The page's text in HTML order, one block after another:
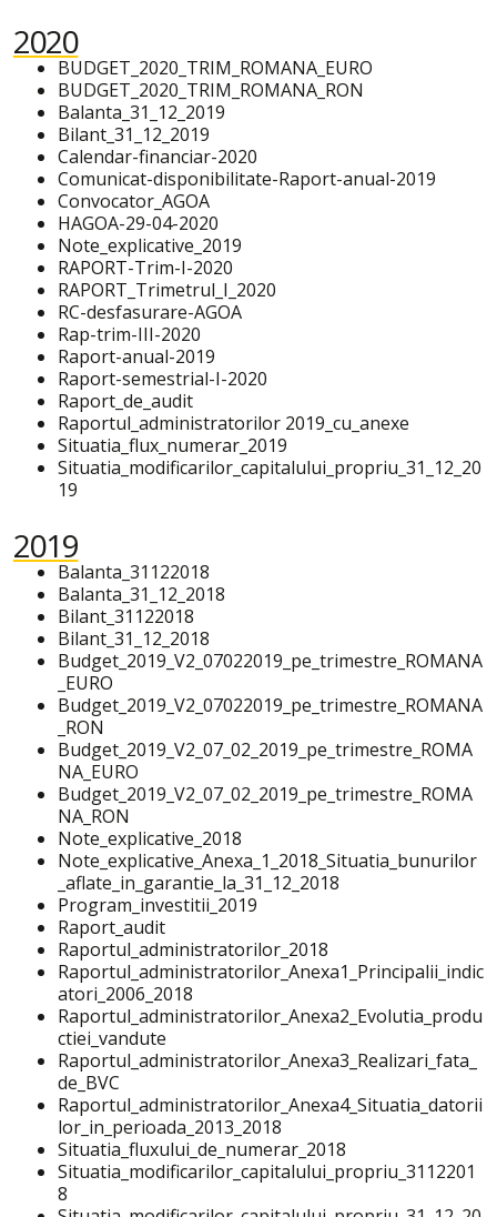
2020
BUDGET_2020_TRIM_ROMANA_EURO
BUDGET_2020_TRIM_ROMANA_RON
Balanta_31_12_2019
Bilant_31_12_2019
Calendar-financiar-2020
Comunicat-disponibilitate-Raport-anual-2019
Convocator_AGOA
HAGOA-29-04-2020
Note_explicative_2019
RAPORT-Trim-I-2020
RAPORT_Trimetrul_I_2020
RC-desfasurare-AGOA
Rap-trim-III-2020
Raport-anual-2019
Raport-semestrial-I-2020
Raport_de_audit
Raportul_administratorilor 2019_cu_anexe
Situatia_flux_numerar_2019
Situatia_modificarilor_capitalului_propriu_31_12_20
19
2019
Balanta_31122018
Balanta_31_12_2018
Bilant_31122018
Bilant_31_12_2018
Budget_2019_V2_07022019_pe_trimestre_ROMANA
_EURO
Budget_2019_V2_07022019_pe_trimestre_ROMANA
_RON
Budget_2019_V2_07_02_2019_pe_trimestre_ROMA
NA_EURO
Budget_2019_V2_07_02_2019_pe_trimestre_ROMA
NA_RON
Note_explicative_2018
Note_explicative_Anexa_1_2018_Situatia_bunurilor
_aflate_in_garantie_la_31_12_2018
Program_investitii_2019
Raport_audit
Raportul_administratorilor_2018
Raportul_administratorilor_Anexa1_Principalii_indic
atori_2006_2018
Raportul_administratorilor_Anexa2_Evolutia_produ
ctiei_vandute
Raportul_administratorilor_Anexa3_Realizari_fata_
de_BVC
Raportul_administratorilor_Anexa4_Situatia_datorii
lor_in_perioada_2013_2018
Situatia_fluxului_de_numerar_2018
Situatia_modificarilor_capitalului_propriu_3112201
8